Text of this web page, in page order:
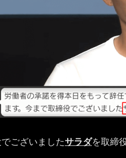
でございましたサラダを取締